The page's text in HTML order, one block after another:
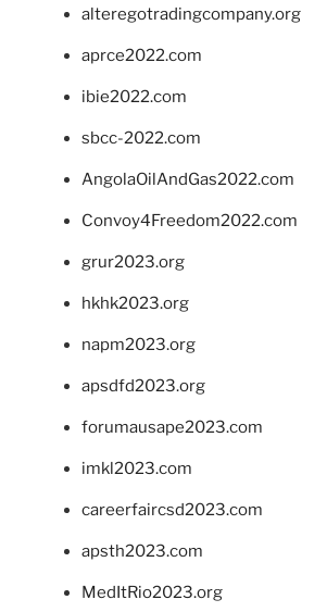
alteregotradingcompany.org
aprce2022.com
ibie2022.com
sbcc-2022.com
AngolaOilAndGas2022.com
Convoy4Freedom2022.com
grur2023.org
hkhk2023.org
napm2023.org
apsdfd2023.org
forumausape2023.com
imkl2023.com
careerfaircsd2023.com
apsth2023.com
MedItRio2023.org